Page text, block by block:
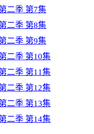
二季 第7集
二季 第8集
二季 第9集
二季 第10集
二季 第11集
二季 第12集
二季 第13集
二季 第14集